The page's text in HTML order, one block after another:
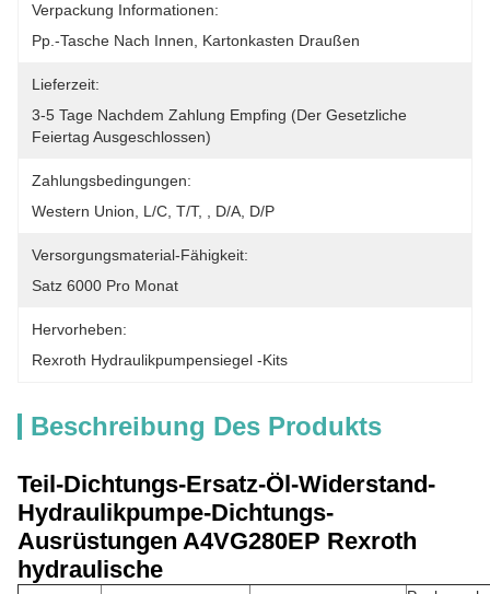
Verpackung Informationen:
Pp.-Tasche Nach Innen, Kartonkasten Draußen
Lieferzeit:
3-5 Tage Nachdem Zahlung Empfing (der Gesetzliche
Feiertag Ausgeschlossen)
Zahlungsbedingungen:
Western Union, L/C, T/T, , D/A, D/P
Versorgungsmaterial-Fähigkeit:
Satz 6000 Pro Monat
Hervorheben:
Rexroth Hydraulikpumpensiegel -Kits
Beschreibung Des Produkts
Teil-Dichtungs-Ersatz-Öl-Widerstand-
Hydraulikpumpe-Dichtungs-
Ausrüstungen A4VG280EP Rexroth
hydraulische